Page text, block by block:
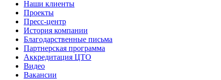
Наши клиенты
Проекты
Пресс-центр
История компании
Благодарственные письма
Партнерская программа
Аккредитация ЦТО
Видео
Вакансии